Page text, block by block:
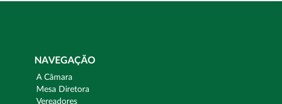
NAVEGAÇÃO
A Câmara
Mesa Diretora
Vereadores